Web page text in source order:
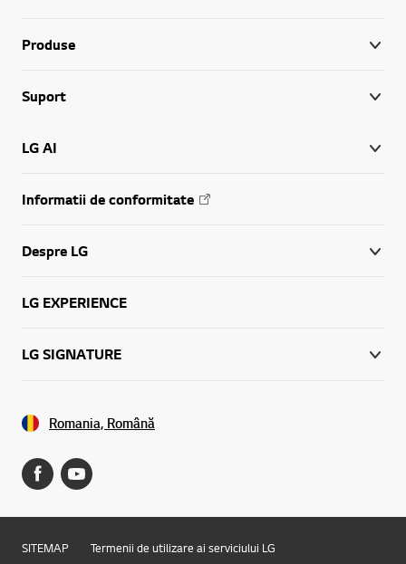
Produse
Suport
LG AI
Informatii de conformitate
Despre LG
LG EXPERIENCE
LG SIGNATURE
Romania, Română
SITEMAP
Termenii de utilizare ai serviciului LG